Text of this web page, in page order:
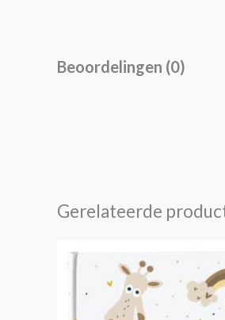
Beoordelingen (0)
Gerelateerde